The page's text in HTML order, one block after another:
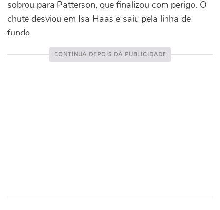
sobrou para Patterson, que finalizou com perigo. O
chute desviou em Isa Haas e saiu pela linha de
fundo.